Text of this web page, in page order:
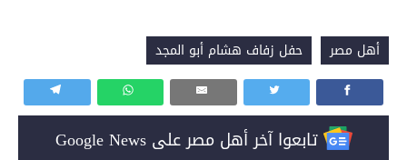
أهل مصر حفل زفاف هشام أبو المجد
تابعوا آخر أهل مصر على Google News